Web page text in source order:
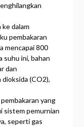
ke dalam
pembakaran
mencapai 800
suhu ini, bahan
dan
(CO2),
yang
sistem pemurnian
seperti gas